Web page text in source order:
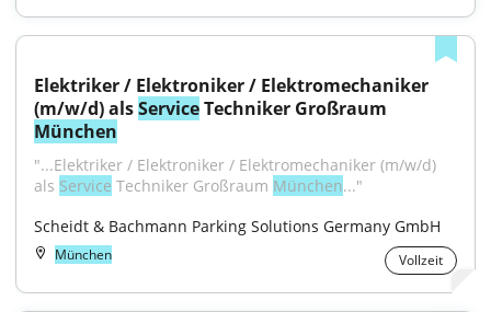
Elektriker / Elektroniker / Elektromechaniker
(m/w/d) als Service
München
"...Elektriker / Elektroniker / Elektromechaniker (m/w/d)
als Service Techniker Großraum München..."
Scheidt & Bachmann Parking Solutions Germany GmbH
München Vollzeit